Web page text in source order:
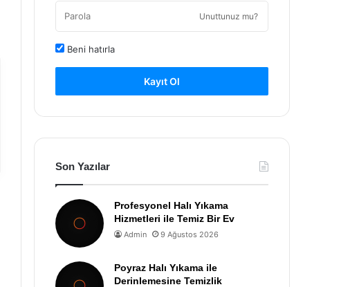
Unuttunuz mu?
Beni hatırla
Kayıt Ol
Son Yazılar
Profesyonel Halı Yıkama
Hizmetleri ile Temiz Bir Ev
Admin 9 Ağustos 2026
Poyraz Halı Yıkama ile
Derinlemesine Temizlik